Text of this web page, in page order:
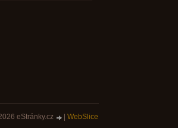
eStránky.cz WebSlice